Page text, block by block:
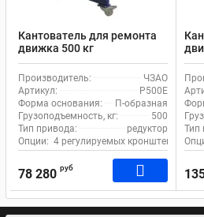
Кантователь для ремонта
движка 500 кг
механический ЧЗАО Р500Е
с червячным редуктором
Производитель:
ЧЗАО
Артикул:
Р500Е
Форма основания:
П-образная
Грузоподъемность, кг:
500
Тип привода:
редуктор
Опции: 4 регулируемых кронштейна,
78 280 руб
с
Тип